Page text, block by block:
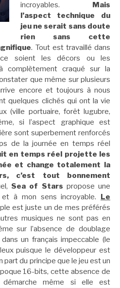
incroyables.
Mais
l’aspect technique du
jeu ne serait sans doute
rien sans cette
. Tout est travaillé dans
soient les décors ou les
complètement craqué sur la
que même sur plusieurs
encore et toujours à nous
quelques clichés qui ont la vie
(ville portuaire, forêt lugubre,
si l’aspect graphique est
sont superbement renforcés
de la journée en temps réel
en temps réel projette les
et change totalement la
c’est tout bonnement
Sea of Stars propose une
à mon sens incroyable.
Le
est juste un de mes préférés
musiques ne sont pas en
sur l’absence de doublage
un français impeccable (le
puisque le développeur est
part du principe que le jeu est un
16-bits, cette absence de
même si elle est